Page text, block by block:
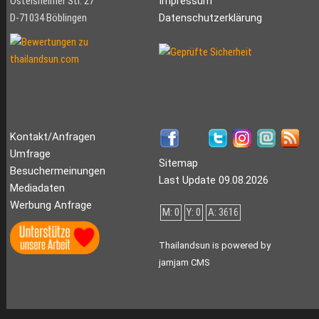
D-71034 Böblingen
Datenschutzerklärung
Kontakt/Anfragen
Umfrage
Besuchermeinungen
Mediadaten
Werbung Anfrage
Sitemap
Last Update 09.08.2026
M: 0 Y: 0 A: 3616
Thailandsun is powered by
jamjam CMS